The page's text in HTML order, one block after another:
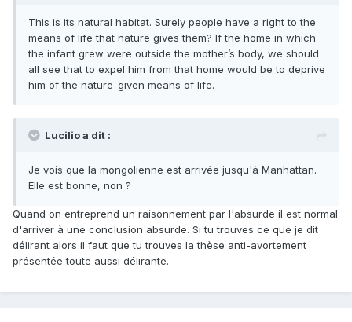
This is its natural habitat. Surely people have a right to the
means of life that nature gives them? If the home in which
the infant grew were outside the mother’s body, we should
all see that to expel him from that home would be to deprive
him of the nature-given means of life.
Lucilio a dit :
Je vois que la mongolienne est arrivée jusqu'à Manhattan.
Elle est bonne, non ?
Quand on entreprend un raisonnement par l'absurde il est normal
d'arriver à une conclusion absurde. Si tu trouves ce que je dit
délirant alors il faut que tu trouves la thèse anti-avortement
présentée toute aussi délirante.